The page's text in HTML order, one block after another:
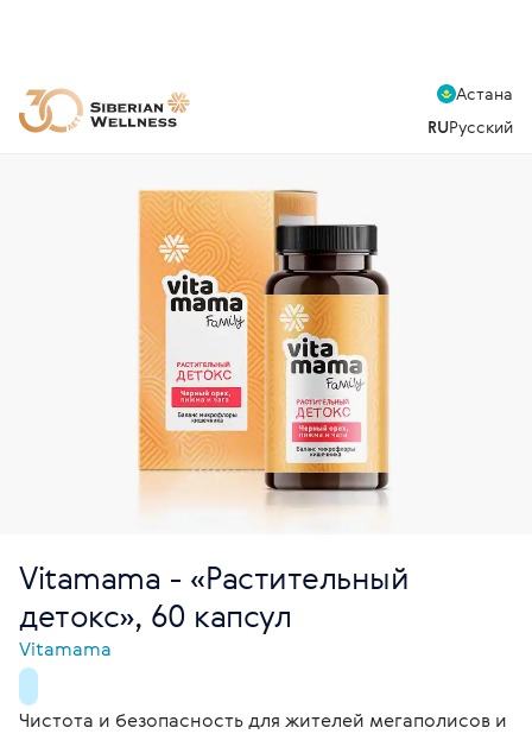
Астана
RUРусский
Vitamama - «Растительный
детокс», 60 капсул
Vitamama
Чистота и безопасность для жителей мегаполисов и